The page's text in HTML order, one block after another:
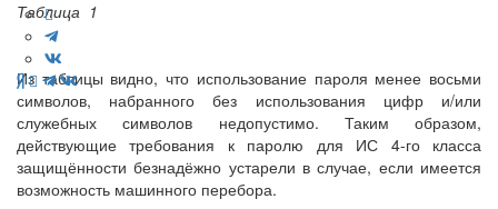
Таблица 1
Из таблицы видно, что использование пароля менее восьми
символов, набранного без использования цифр и/или
служебных символов недопустимо. Таким образом,
действующие требования к паролю для ИС 4-го класса
защищённости безнадёжно устарели в случае, если имеется
возможность машинного перебора.